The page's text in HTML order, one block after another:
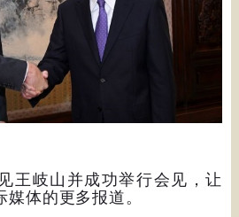
王岐山并成功举行会见，让
体的更多报道。